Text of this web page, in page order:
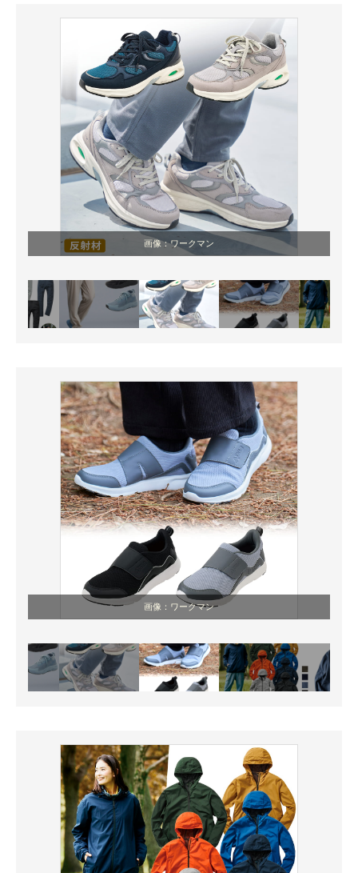
画像：ワークマン
画像：ワークマン